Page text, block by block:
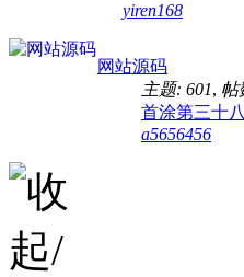
yiren168
网站源码
主题: 601, 帖
首涂第三十
a5656456